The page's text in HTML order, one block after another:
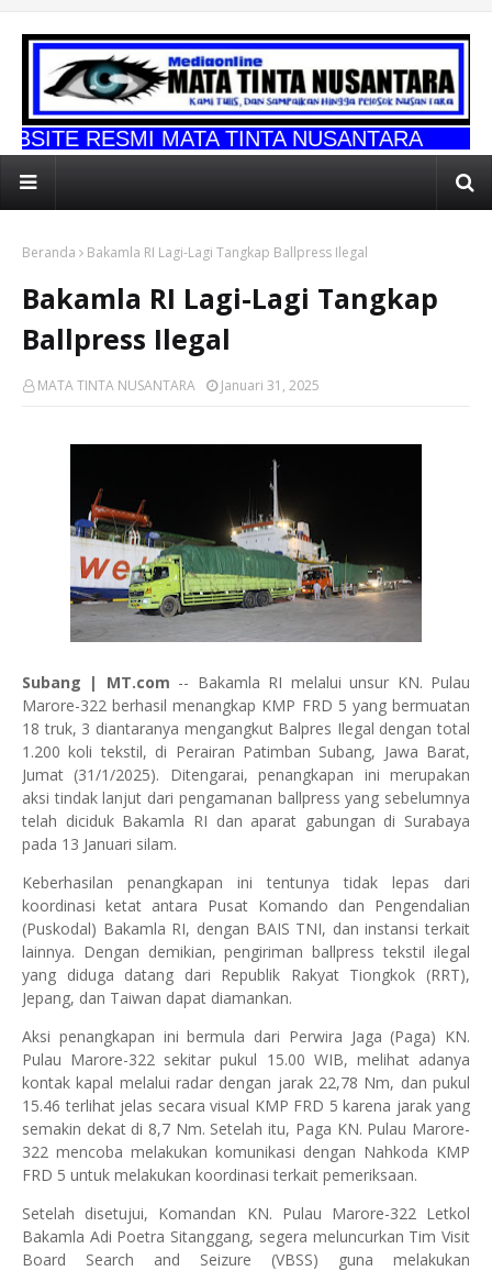
MATA TINTA NUSANTARA
Beranda Bakamla RI Lagi-Lagi Tangkap Ballpress Ilegal
Bakamla RI Lagi-Lagi Tangkap
Ballpress Ilegal
MATA TINTA NUSANTARA Januari 31, 2025
Subang | MT.com -- Bakamla RI melalui unsur KN. Pulau
Marore-322 berhasil menangkap KMP FRD 5 yang bermuatan
18 truk, 3 diantaranya mengangkut Balpres Ilegal dengan total
1.200 koli tekstil, di Perairan Patimban Subang, Jawa Barat,
Jumat (31/1/2025). Ditengarai, penangkapan ini merupakan
aksi tindak lanjut dari pengamanan ballpress yang sebelumnya
telah diciduk Bakamla RI dan aparat gabungan di Surabaya
pada 13 Januari silam.
Keberhasilan penangkapan ini tentunya tidak lepas dari
koordinasi ketat antara Pusat Komando dan Pengendalian
(Puskodal) Bakamla RI, dengan BAIS TNI, dan instansi terkait
lainnya. Dengan demikian, pengiriman ballpress tekstil ilegal
yang diduga datang dari Republik Rakyat Tiongkok (RRT),
Jepang, dan Taiwan dapat diamankan.
Aksi penangkapan ini bermula dari Perwira Jaga (Paga) KN.
Pulau Marore-322 sekitar pukul 15.00 WIB, melihat adanya
kontak kapal melalui radar dengan jarak 22,78 Nm, dan pukul
15.46 terlihat jelas secara visual KMP FRD 5 karena jarak yang
semakin dekat di 8,7 Nm. Setelah itu, Paga KN. Pulau Marore-
322 mencoba melakukan komunikasi dengan Nahkoda KMP
FRD 5 untuk melakukan koordinasi terkait pemeriksaan.
Setelah disetujui, Komandan KN. Pulau Marore-322 Letkol
Bakamla Adi Poetra Sitanggang, segera meluncurkan Tim Visit
Board Search and Seizure (VBSS) guna melakukan